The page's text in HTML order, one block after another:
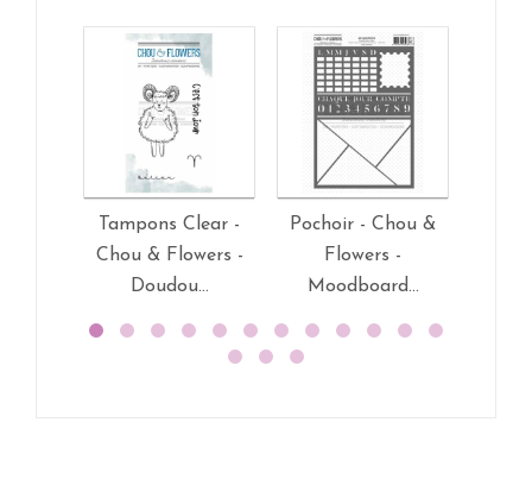
Tampons Clear -
Chou & Flowers -
Doudou...
Pochoir - Chou &
Flowers -
Moodboard...